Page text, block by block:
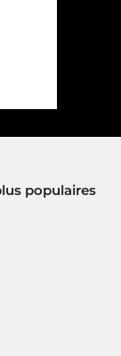
populaires